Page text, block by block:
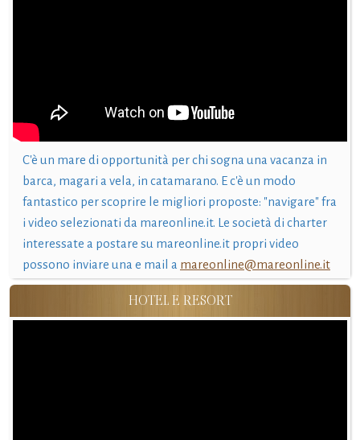
C'è un mare di opportunità per chi sogna una vacanza in
barca, magari a vela, in catamarano. E c'è un modo
fantastico per scoprire le migliori proposte: "navigare" fra
i video selezionati da mareonline.it. Le società di charter
interessate a postare su mareonline.it propri video
possono inviare una e mail a mareonline@mareonline.it
HOTEL E RESORT